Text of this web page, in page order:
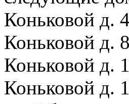
Коньковой д.
Коньковой д.
Коньковой д.
Коньковой д.